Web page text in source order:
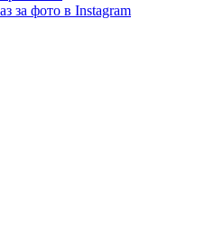
за фото в Instagram